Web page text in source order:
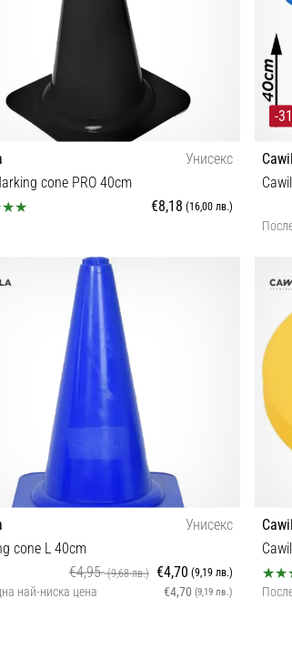
Унисекс
cone PRO 40cm
€8,18 (16,00 лв.)
OS
-
Унисекс
cone L 40cm
€4,95(9,68 лв.) €4,70 (9,19 лв.)
най-ниска цена €4,70 (9,19 лв.)